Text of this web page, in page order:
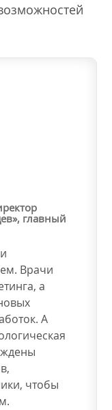
главный
Врачи
а
А
чтобы